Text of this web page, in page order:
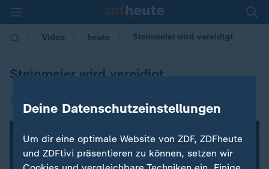
Video heute Steinmeier wird vereidigt
Steinmeier wird vereidigt
22.03.2017 | 09:00
Deine Datenschutzeinstellungen
Um dir eine optimale Website von ZDF, ZDFheute
und ZDFtivi präsentieren zu können, setzen wir